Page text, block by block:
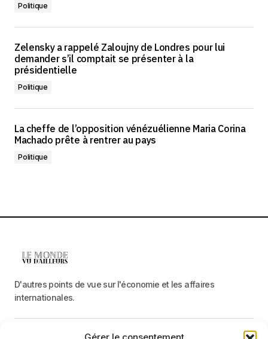
Politique
Zelensky a rappelé Zaloujny de Londres pour lui
demander s’il comptait se présenter à la
présidentielle
Politique
La cheffe de l’opposition vénézuélienne Maria Corina
Machado prête à rentrer au pays
Politique
D'autres points de vue sur l'économie et les affaires
internationales.